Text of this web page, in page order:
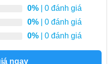
0% | 0 đánh giá
0% | 0 đánh giá
0% | 0 đánh giá
ngay